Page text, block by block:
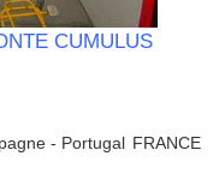
CUMULUS
- Portugal FRANCE